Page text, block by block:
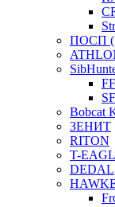
ПОСП
Bobcat
ЗЕНИТ
RITON
T-
DEDAL